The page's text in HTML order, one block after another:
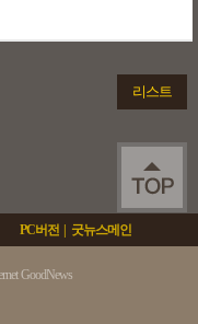
리스트
PC버전 굿뉴스메인
GoodNews